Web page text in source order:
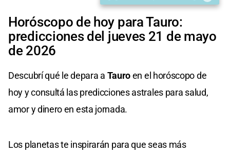
Horóscopo de hoy para Tauro:
predicciones del jueves 21 de mayo
de 2026
Descubrí qué le depara a Tauroen el horóscopo de
hoy y consultá las predicciones astrales para salud,
amor y dinero en esta jornada.
Los planetas te inspirarán para que seas más